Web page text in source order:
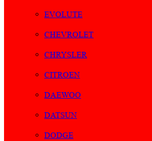
EVOLUTE
CHEVROLET
CHRYSLER
CITROEN
DAEWOO
DATSUN
DODGE